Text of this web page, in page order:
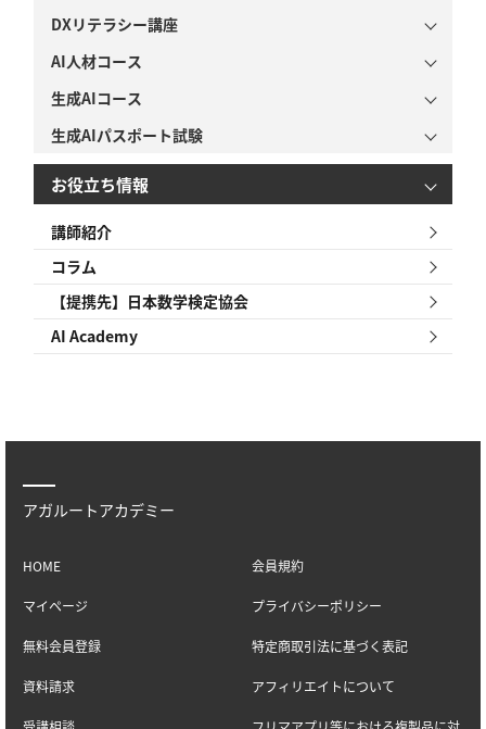
DXリテラシー講座
AI人材コース
生成AIコース
生成AIパスポート試験
お役立ち情報
講師紹介
コラム
【提携先】日本数学検定協会
AI Academy
アガルートアカデミー
HOME
マイページ
無料会員登録
資料請求
会員規約
プライバシーポリシー
特定商取引法に基づく表記
アフィリエイトについて